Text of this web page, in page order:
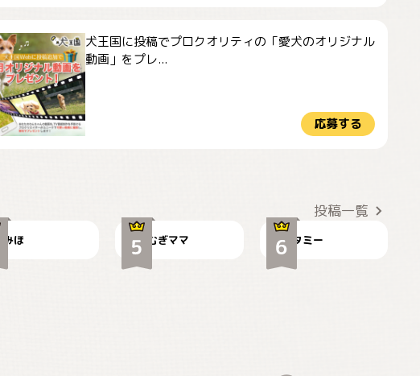
犬王国に投稿でプロクオリティの「愛犬のオリジナル
動画」をプレ...
応募する
投稿一覧
みほ むぎママ タミー